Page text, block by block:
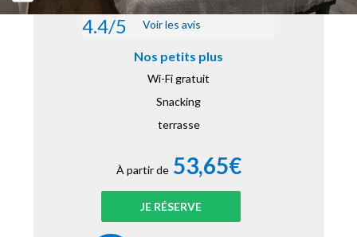
4.4/5 Voir les avis
Nos petits plus
Wi-Fi gratuit
Snacking
terrasse
À partir de 53,65€
JE RÉSERVE